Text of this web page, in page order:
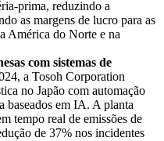
prima, reduzindo a
as margens de lucro para as
América do Norte e na
com sistemas de
a Tosoh Corporation
no Japão com automação
baseados em IA. A planta
tempo real de emissões de
de 37% nos incidentes